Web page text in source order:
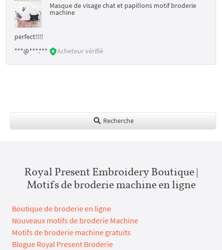
Masque de visage chat et papillons motif broderie
machine
perfect!!!!
***@***.***
Acheteur vérifié
Recherche
Royal Present Embroidery Boutique |
Motifs de broderie machine en ligne
Boutique de broderie en ligne
Nouveaux motifs de broderie Machine
Motifs de broderie machine gratuits
Blogue Royal Present Broderie